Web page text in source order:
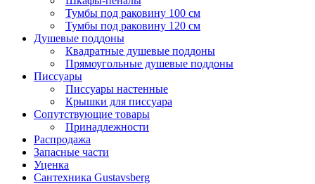
Тумбы под раковину 100 см
Тумбы под раковину 120 см
Душевые поддоны
Квадратные душевые поддоны
Прямоугольные душевые поддоны
Писсуары
Писсуары настенные
Крышки для писсуара
Сопутствующие товары
Принадлежности
Распродажа
Запасные части
Уценка
Сантехника Gustavsberg